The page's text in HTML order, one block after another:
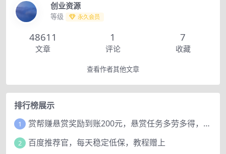
创业资源
等级 永久会员
48611
文章
1
评论
7
收藏
查看作者其他文章
排行榜展示
1 赏帮赚悬赏奖励到账200元，悬赏任务多劳多得，人人可做。
2 百度推荐官，每天稳定低保，教程赠上